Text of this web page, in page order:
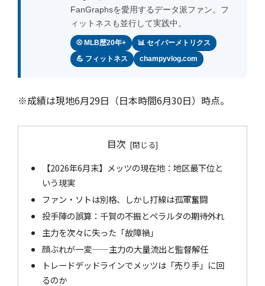
FanGraphsを愛用するデータ派ファン。フ
ィットネスも並行して実践中。
⚾ MLB歴20年+
📊 セイバーメトリクス
💪 フィットネス
champyvlog.com
※成績は現地6月29日（日本時間6月30日）時点。
目次
【2026年6月末】メッツの現在地：地区最下位と
いう現実
ファン・ソトは別格、しかし打線は孤軍奮闘
投手陣の誤算：千賀の不振とペラルタの期待外れ
主力を次々に失った「故障禍」
顔ぶれが一変——主力の大量流出と監督解任
トレードデッドラインでメッツは「売り手」に回
るのか